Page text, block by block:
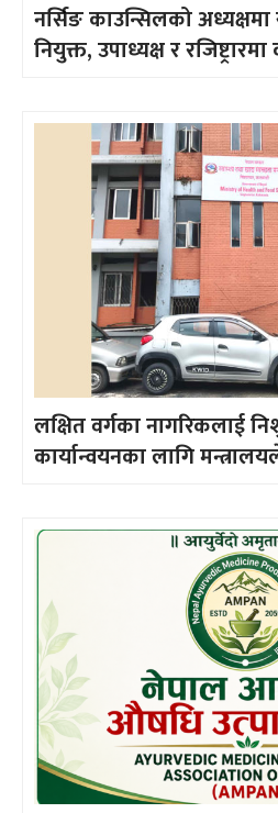
नर्सिङ काउन्सिलको
नियुक्त, उपाध्यक्ष र
लक्षित वर्गका नागरिकलाई
कार्यान्वयनका लागि